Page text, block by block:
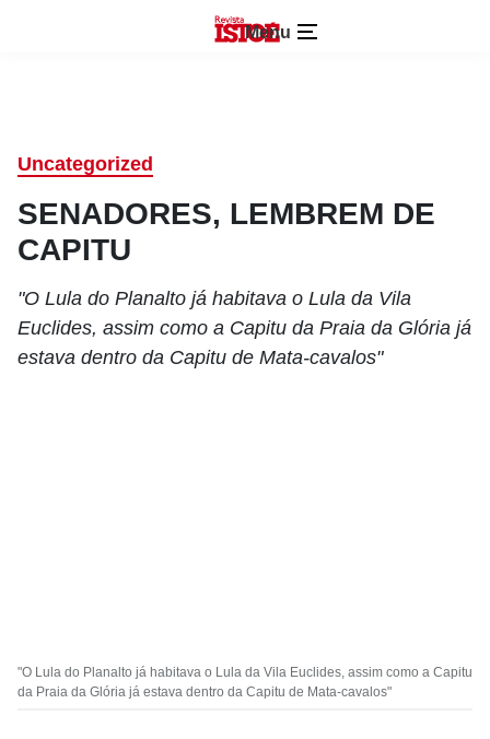
Menu
Uncategorized
SENADORES, LEMBREM DE
CAPITU
"O Lula do Planalto já habitava o Lula da Vila
Euclides, assim como a Capitu da Praia da Glória já
estava dentro da Capitu de Mata-cavalos"
"O Lula do Planalto já habitava o Lula da Vila Euclides, assim como a Capitu
da Praia da Glória já estava dentro da Capitu de Mata-cavalos"